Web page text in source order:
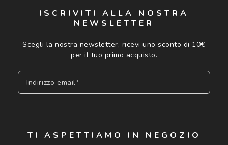
ISCRIVITI ALLA NOSTRA
NEWSLETTER
Scegli la nostra newsletter, ricevi uno sconto di 10€
per il tuo primo acquisto.
Indirizzo email*
TI ASPETTIAMO IN NEGOZIO